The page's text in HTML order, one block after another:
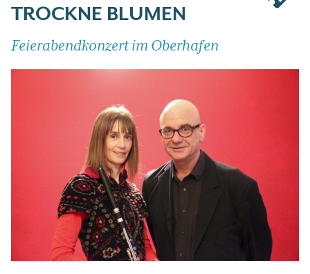
TROCKNE BLUMEN
Feierabendkonzert im Oberhafen